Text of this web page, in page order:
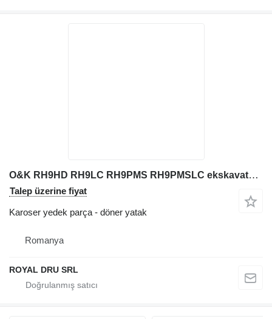
O&K RH9HD RH9LC RH9PMS RH9PMSLC ekskavatör için döner yatak
Talep üzerine fiyat
Karoser yedek parça - döner yatak
Romanya
ROYAL DRU SRL